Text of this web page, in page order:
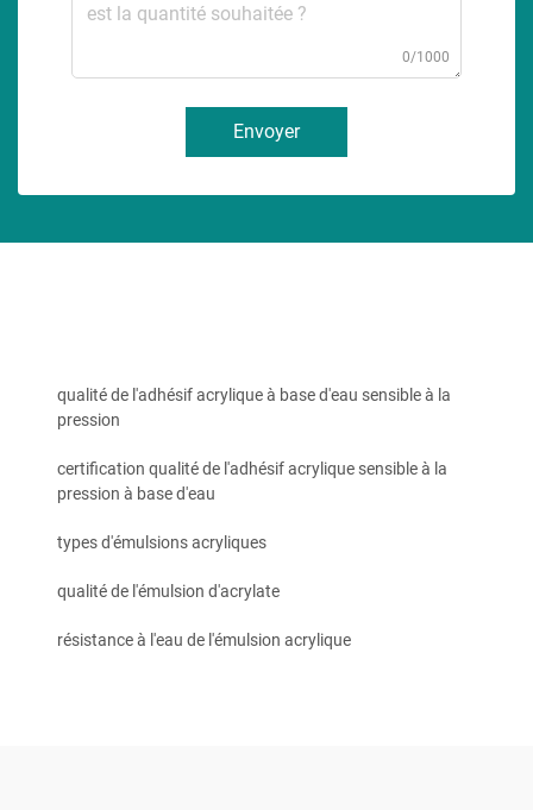
0/1000
Envoyer
qualité de l'adhésif acrylique à base d'eau sensible à la
pression
certification qualité de l'adhésif acrylique sensible à la
pression à base d'eau
types d'émulsions acryliques
qualité de l'émulsion d'acrylate
résistance à l'eau de l'émulsion acrylique